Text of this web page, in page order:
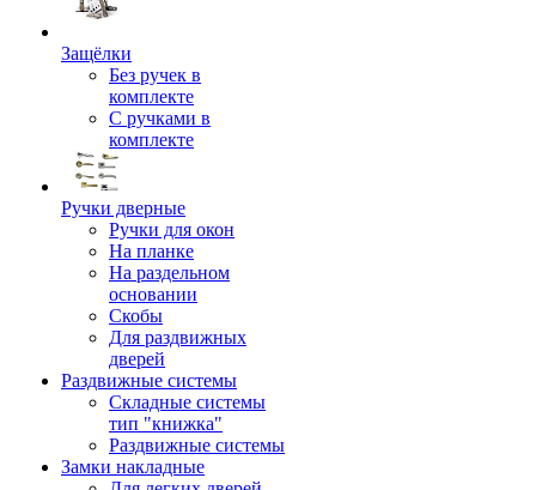
Защёлки
Без ручек в
комплекте
С ручками в
комплекте
Ручки дверные
Ручки для окон
На планке
На раздельном
основании
Скобы
Для раздвижных
дверей
Раздвижные системы
Складные системы
тип "книжка"
Раздвижные системы
Замки накладные